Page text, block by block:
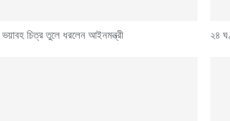
চিত্র তুলে ধরলেন আইনমন্ত্রী ২৪